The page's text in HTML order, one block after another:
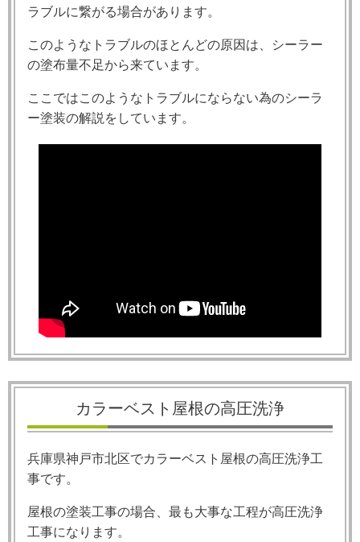
ラブルに繋がる場合があります。
このようなトラブルのほとんどの原因は、シーラー
の塗布量不足から来ています。
ここではこのようなトラブルにならない為のシーラ
ー塗装の解説をしています。
カラーベスト屋根の高圧洗浄
兵庫県神戸市北区でカラーベスト屋根の高圧洗浄工
事です。
屋根の塗装工事の場合、最も大事な工程が高圧洗浄
工事になります。